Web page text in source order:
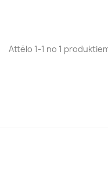
Attēlo 1-1 no 1